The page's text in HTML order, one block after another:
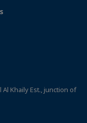
Al Khaily Est., junction of